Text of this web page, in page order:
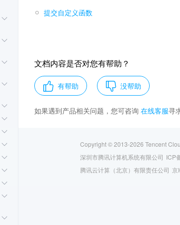
提交自定义函数
文档内容是否对您有帮助？
有帮助 没帮助
如果遇到产品相关问题，您可咨询 在线客服寻
Copyright © 2013-2026 Tencent
深圳市腾讯计算机系统有限公司 ICP
腾讯云计算（北京）有限责任公司 京